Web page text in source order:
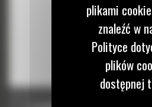
plikami
znaleźć w
Polityce
plików
dostępnej